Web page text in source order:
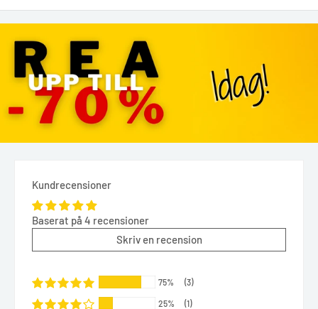
Kundrecensioner
Baserat på 4 recensioner
Skriv en recension
75% (3)
25% (1)